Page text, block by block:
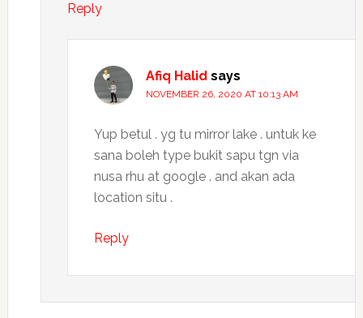
Reply
Afiq Halid says
NOVEMBER 26, 2020 AT 10:13 AM
Yup betul . yg tu mirror lake . untuk ke
sana boleh type bukit sapu tgn via
nusa rhu at google . and akan ada
location situ .
Reply